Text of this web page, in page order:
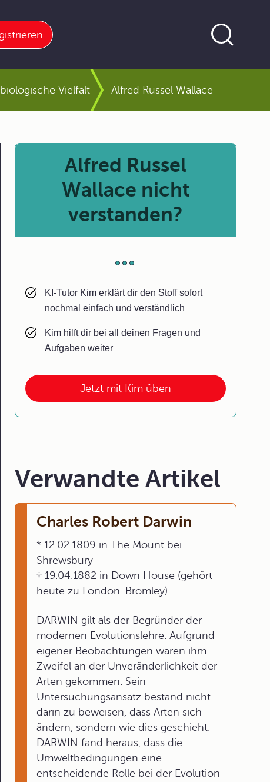
Vielfalt Alfred Russel Wallace
Jetzt mit Kim üben
Alfred Russel
Wallace nicht
verstanden?
KI-Tutor Kim erklärt dir den Stoff sofort
nochmal einfach und verständlich
Kim hilft dir bei all deinen Fragen und
Aufgaben weiter
Verwandte Artikel
Charles Robert Darwin
* 12.02.1809 in The Mount bei
Shrewsbury
† 19.04.1882 in Down House (gehört
heute zu London-Bromley)
DARWIN gilt als der Begründer der
modernen Evolutionslehre. Aufgrund
eigener Beobachtungen waren ihm
Zweifel an der Unveränderlichkeit der
Arten gekommen. Sein
Untersuchungsansatz bestand nicht
darin zu beweisen, dass Arten sich
ändern, sondern wie dies geschieht.
DARWIN fand heraus, dass die
Umweltbedingungen eine
entscheidende Rolle bei der Evolution